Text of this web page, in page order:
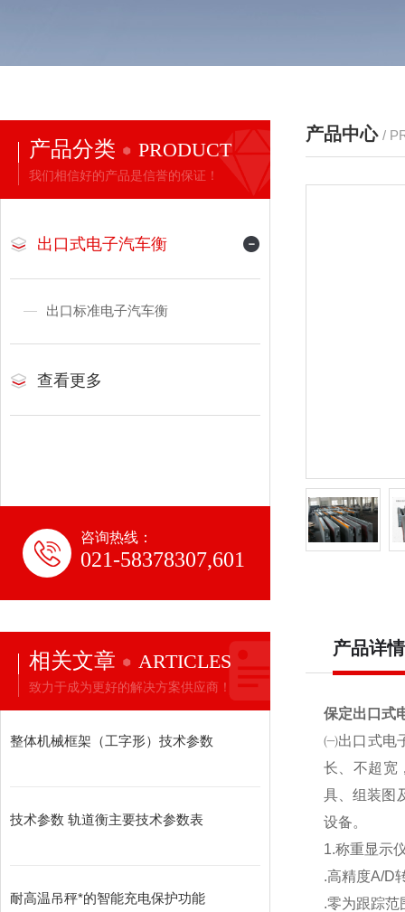
产品分类 PRODUCT
我们相信好的产品是信誉的保证！
出口式电子汽车衡
出口标准电子汽车衡
查看更多
咨询热线：
021-58378307,601
相关文章 ARTICLES
致力于成为更好的解决方案供应商！
整体机械框架（工字形）技术参数
技术参数 轨道衡主要技术参数表
耐高温吊秤*的智能充电保护功能
产品中心 /
产品详情
保定出口式
㈠出口式电
长、不超宽
具、组装图
设备。
1.称重显示
.高精度A/D
.零为跟踪范